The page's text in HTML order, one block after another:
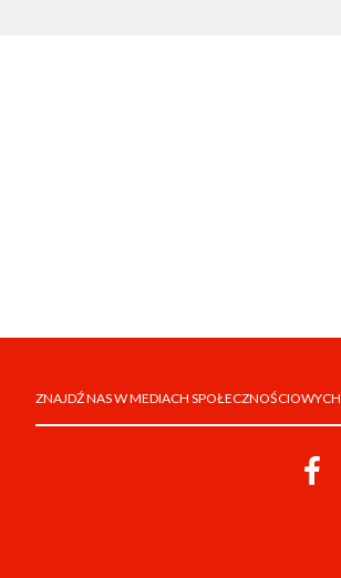
ZNAJDŹ NAS W MEDIACH SPOŁECZNOŚCIOWYCH